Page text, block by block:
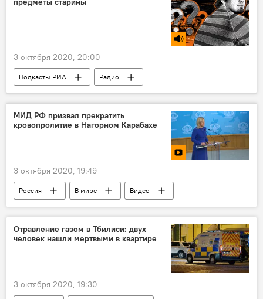
3 октября 2020, 20:00
Подкасты РИА Радио
МИД РФ призвал прекратить
кровопролитие в Нагорном Карабахе
3 октября 2020, 19:49
Россия В мире
Видео
Мультимедиа
МИД РФ
Армения
Азербайджан
Карабахский конфликт
Нагорно-карабахский конфликт
Отравление газом в Тбилиси: двух
человек нашли мертвыми в квартире
3 октября 2020, 19:30